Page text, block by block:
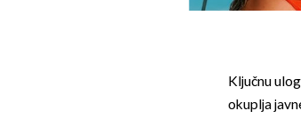
Ključnu
okuplja